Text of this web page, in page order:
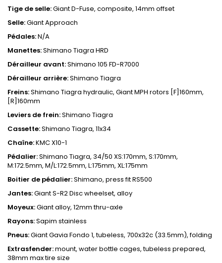
Tige de selle:Giant D-Fuse, composite, 14mm offset
Selle:Giant Approach
Pédales:N/A
Manettes:Shimano Tiagra HRD
Dérailleur avant:Shimano 105 FD-R7000
Dérailleur arrière:Shimano Tiagra
Freins:Shimano Tiagra hydraulic, Giant MPH rotors [F]160mm,
[R]160mm
Leviers de frein:Shimano Tiagra
Cassette:Shimano Tiagra, 11x34
Chaîne:KMC X10-1
Pédalier:Shimano Tiagra, 34/50 XS:170mm, S:170mm,
M:172.5mm, M/L:172.5mm, L:175mm, XL:175mm
Boitier de pédalier:Shimano, press fit RS500
Jantes:Giant S-R2 Disc wheelset, alloy
Moyeux:Giant alloy, 12mm thru-axle
Rayons:Sapim stainless
Pneus:Giant Gavia Fondo 1, tubeless, 700x32c (33.5mm), folding
Extrasfender:mount, water bottle cages, tubeless prepared,
38mm max tire size